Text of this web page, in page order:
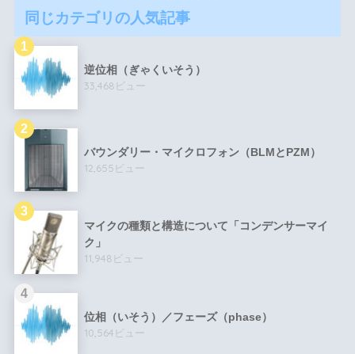
同じカテゴリの人気記事
逆位相（ぎゃくいそう）
33,468ビュー
バウンダリー・マイクロフォン（BLMとPZM）
12,655ビュー
マイクの種類と構造について「コンデンサーマイ
ク」
11,948ビュー
位相（いそう）／フェーズ（phase）
10,564ビュー